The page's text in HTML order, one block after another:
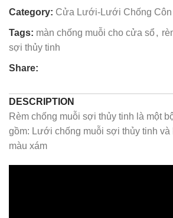
Category: Cửa Lưới-Lưới Chống Côn
Tags: màn chống muỗi cho cửa sổ,
sợi thủy tinh
Share:
DESCRIPTION
Rèm chống muỗi sợi thủy tinh là một
gồm: Lưới chống muỗi sợi thủy tinh và
màu xám